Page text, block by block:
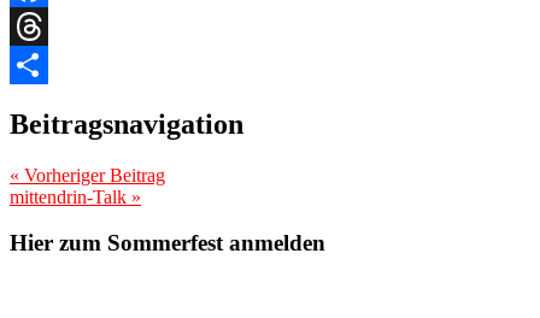
Facebook
Threads
Beitragsnavigation
« Vorheriger Beitrag
mittendrin-Talk »
Hier zum Sommerfest anmelden